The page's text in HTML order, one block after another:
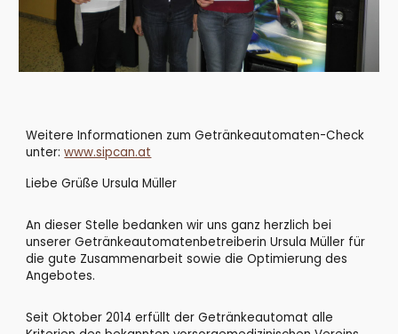
Weitere Informationen zum Getränkeautomaten-Check
unter: www.sipcan.at
Liebe Grüße Ursula Müller
An dieser Stelle bedanken wir uns ganz herzlich bei
unserer Getränkeautomatenbetreiberin Ursula Müller für
die gute Zusammenarbeit sowie die Optimierung des
Angebotes.
Seit Oktober 2014 erfüllt der Getränkeautomat alle